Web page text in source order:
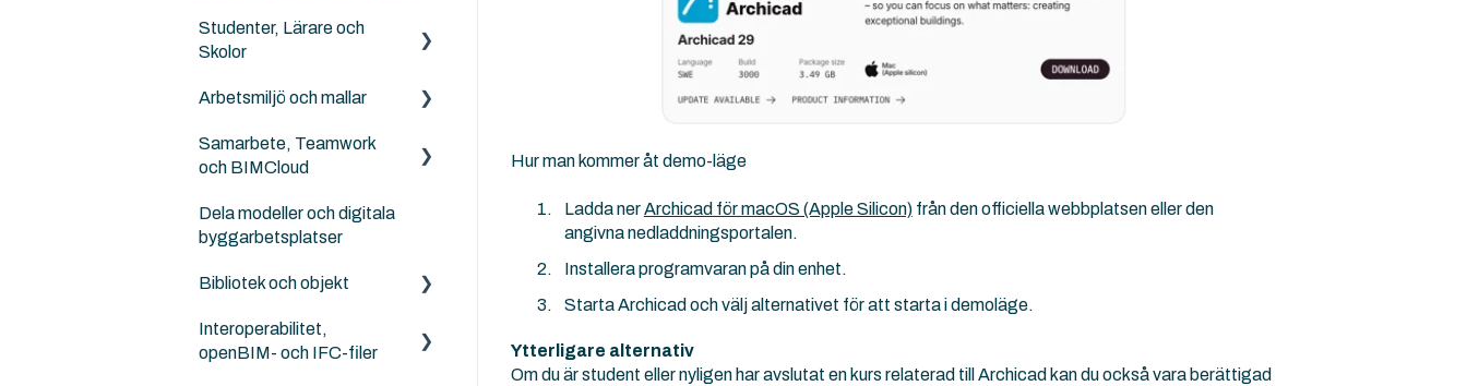
Hur man kommer åt demo-läge
Ladda nerArchicad för macOS (Apple Silicon)från den officiella webbplatsen eller den
angivna nedladdningsportalen.
Installera programvaran på din enhet.
Starta Archicad och välj alternativet för att starta i demoläge.
Ytterligare alternativ
Om du är student eller nyligen har avslutat en kurs relaterad till Archicad kan du också vara berättigad
Archicad Cloud licenser
Solibri
Studenter, Lärare och
Skolor
Archicad BIM för elever,
Landskapsarkitekter,
Ingenjörer och
Arbetsmiljö och mallar
NordicTools template
Attribut
Work Enviroment
Migration mellan versioner
Samarbete, Teamwork
och BIMCloud
Generellt sett
Other Collaboration
Dela modeller och digitala
byggarbetsplatser
Bibliotek och objekt
Externa objekt
Interoperabilitet,
openBIM- och IFC-filer